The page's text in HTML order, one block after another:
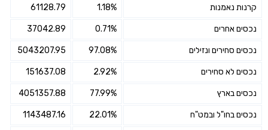
קרנות נאמנות 1.18%
61128.79
נכסים אחרים 0.71%
37042.89
נכסים סחירים ונזילים 97.08%
5043207.95
נכסים לא סחירים 2.92%
151637.08
נכסים בארץ 77.99%
4051357.88
נכסים בחו"ל ובמט"ח 22.01%
1143487.16